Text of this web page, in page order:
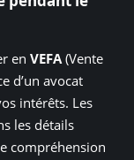
en VEFA(Vente
d’un avocat
intérêts. Les
les détails
compréhension